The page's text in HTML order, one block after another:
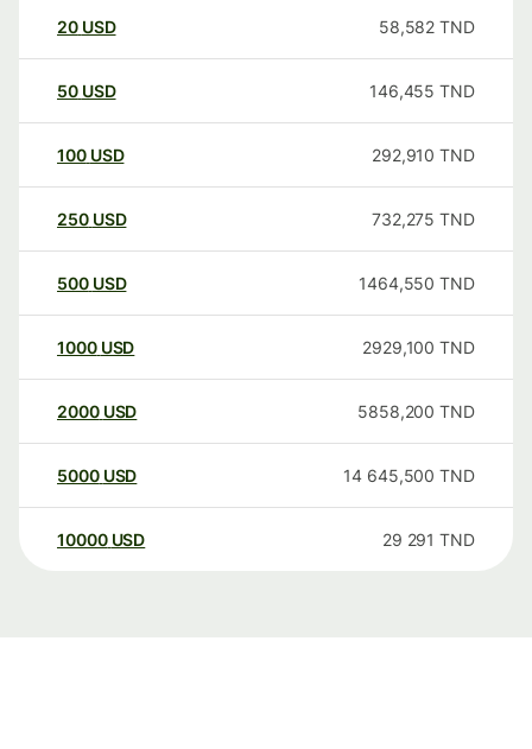
20 USD 58,582 TND
50 USD 146,455 TND
100 USD 292,910 TND
250 USD 732,275 TND
500 USD 1464,550 TND
1000 USD 2929,100 TND
2000 USD 5858,200 TND
5000 USD 14 645,500 TND
10000 USD 29 291 TND